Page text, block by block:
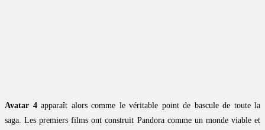
Avatar 4apparaît alors comme le véritable point de bascule de toute la
saga. Les premiers films ont construit Pandora comme un monde viable et